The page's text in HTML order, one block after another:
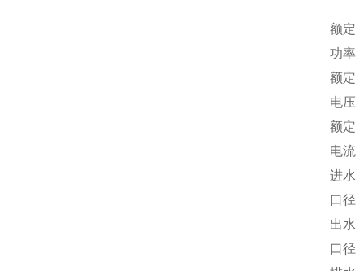
额定
功率
额定
电压
额定
电流
进水
口径
出水
口径